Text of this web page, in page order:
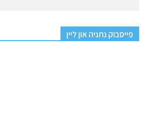
פייסבוק נתניה און ליין